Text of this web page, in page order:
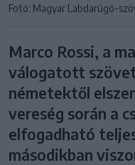
Fotó: Magyar Labdarúgó-
Marco Rossi, a
válogatott
németektől
vereség során a
elfogadható
másodikban